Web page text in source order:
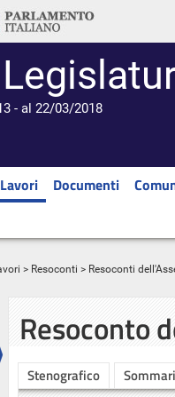
- al 22/03/2018
Lavori Documenti
> Resoconti > Resoconti
Resoconto
Stenografico